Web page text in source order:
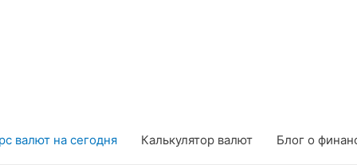
валют на сегодня Калькулятор валют Блог о